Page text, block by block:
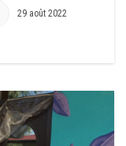
29 août 2022